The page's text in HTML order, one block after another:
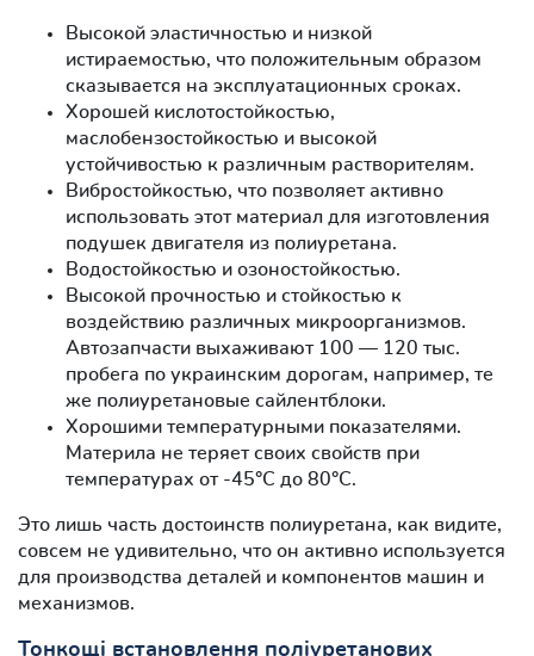
Высокой эластичностью и низкой
истираемостью, что положительным образом
сказывается на эксплуатационных сроках.
Хорошей кислотостойкостью,
маслобензостойкостью и высокой
устойчивостью к различным растворителям.
Вибростойкостью, что позволяет активно
использовать этот материал для изготовления
подушек двигателя из полиуретана.
Водостойкостью и озоностойкостью.
Высокой прочностью и стойкостью к
воздействию различных микроорганизмов.
Автозапчасти выхаживают 100 — 120 тыс.
пробега по украинским дорогам, например, те
же полиуретановые сайлентблоки.
Хорошими температурными показателями.
Материла не теряет своих свойств при
температурах от -45°С до 80°С.
Это лишь часть достоинств полиуретана, как видите,
совсем не удивительно, что он активно используется
для производства деталей и компонентов машин и
механизмов.
Тонкощі встановлення поліуретанових